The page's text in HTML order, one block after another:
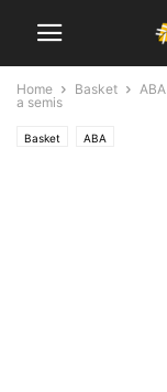
Home Basket ABA
a semis
Basket ABA